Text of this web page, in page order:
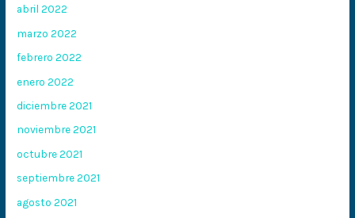
abril 2022
marzo 2022
febrero 2022
enero 2022
diciembre 2021
noviembre 2021
octubre 2021
septiembre 2021
agosto 2021